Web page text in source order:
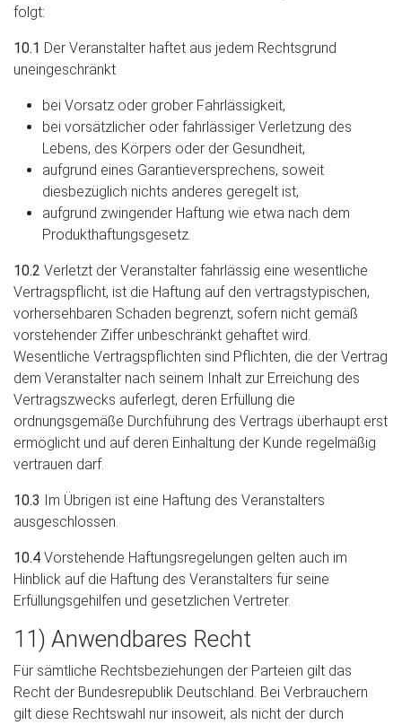
folgt:
10.1 Der Veranstalter haftet aus jedem Rechtsgrund
uneingeschränkt
bei Vorsatz oder grober Fahrlässigkeit,
bei vorsätzlicher oder fahrlässiger Verletzung des
Lebens, des Körpers oder der Gesundheit,
aufgrund eines Garantieversprechens, soweit
diesbezüglich nichts anderes geregelt ist,
aufgrund zwingender Haftung wie etwa nach dem
Produkthaftungsgesetz.
10.2 Verletzt der Veranstalter fahrlässig eine wesentliche
Vertragspflicht, ist die Haftung auf den vertragstypischen,
vorhersehbaren Schaden begrenzt, sofern nicht gemäß
vorstehender Ziffer unbeschränkt gehaftet wird.
Wesentliche Vertragspflichten sind Pflichten, die der Vertrag
dem Veranstalter nach seinem Inhalt zur Erreichung des
Vertragszwecks auferlegt, deren Erfüllung die
ordnungsgemäße Durchführung des Vertrags überhaupt erst
ermöglicht und auf deren Einhaltung der Kunde regelmäßig
vertrauen darf.
10.3 Im Übrigen ist eine Haftung des Veranstalters
ausgeschlossen.
10.4 Vorstehende Haftungsregelungen gelten auch im
Hinblick auf die Haftung des Veranstalters für seine
Erfüllungsgehilfen und gesetzlichen Vertreter.
11) Anwendbares Recht
Für sämtliche Rechtsbeziehungen der Parteien gilt das
Recht der Bundesrepublik Deutschland. Bei Verbrauchern
gilt diese Rechtswahl nur insoweit, als nicht der durch